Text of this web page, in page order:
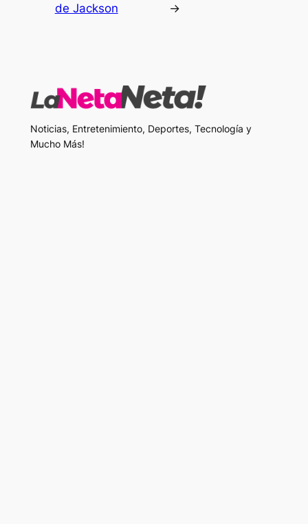
de Jackson
→
Noticias, Entretenimiento, Deportes, Tecnología y
Mucho Más!